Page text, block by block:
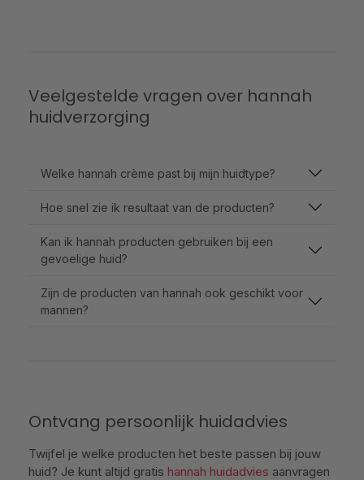
Veelgestelde vragen over hannah
huidverzorging
Welke hannah crème past bij mijn huidtype?
Hoe snel zie ik resultaat van de producten?
Kan ik hannah producten gebruiken bij een
gevoelige huid?
Zijn de producten van hannah ook geschikt voor
mannen?
Ontvang persoonlijk huidadvies
Twijfel je welke producten het beste passen bij jouw
huid? Je kunt altijd gratis hannah huidadvies aanvragen